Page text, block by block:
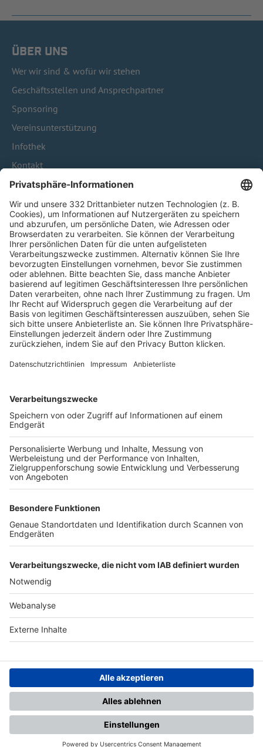
ÜBER UNS
Wer wir sind & wofür wir stehen
Geschäftsstellen und Ansprechpartner
Sponsoring
Vereinsunterstützung
Infothek
Kontakt
HÄUFIG BESUCHTE SEITEN
Pässe und Vereinswechsel
Trainerausbildung
Schulungsangebot Vereinsmitarbeiter
BFV-Geschäftsstellen
Trainerbörse
Login SpielPlus
FOLGE DEM BFV
TOP-VEREINE
TOP-PARTNER
Nutzungsbedingungen Datenschutz Impressum